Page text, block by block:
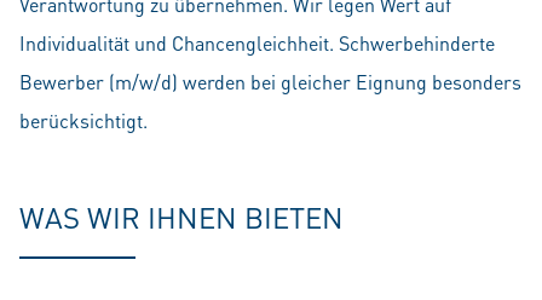
Individualität und Chancengleichheit. Schwerbehinderte
Bewerber (m/w/d) werden bei gleicher Eignung besonders
berücksichtigt.
WAS WIR IHNEN BIETEN